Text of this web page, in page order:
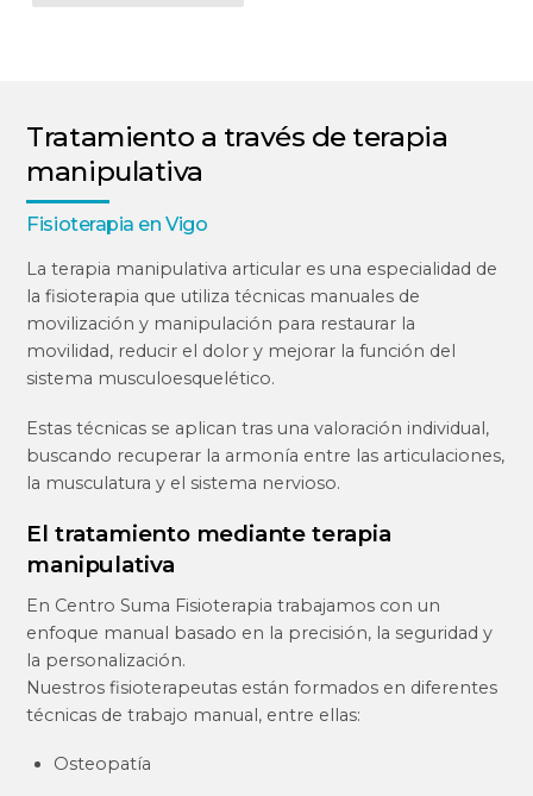
Tratamiento a través de terapia
manipulativa
Fisioterapia en Vigo
La terapia manipulativa articular es una especialidad de
la fisioterapia que utiliza técnicas manuales de
movilización y manipulación para restaurar la
movilidad, reducir el dolor y mejorar la función del
sistema musculoesquelético.
Estas técnicas se aplican tras una valoración individual,
buscando recuperar la armonía entre las articulaciones,
la musculatura y el sistema nervioso.
El tratamiento mediante terapia
manipulativa
En Centro Suma Fisioterapia trabajamos con un
enfoque manual basado en la precisión, la seguridad y
la personalización.
Nuestros fisioterapeutas están formados en diferentes
técnicas de trabajo manual, entre ellas:
Osteopatía